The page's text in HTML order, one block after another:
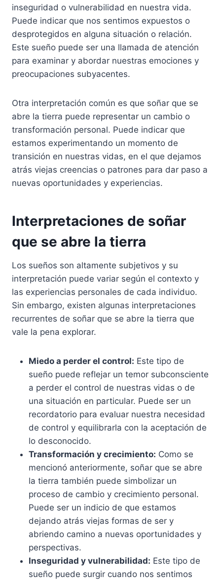
inseguridad o vulnerabilidad en nuestra vida.
Puede indicar que nos sentimos expuestos o
desprotegidos en alguna situación o relación.
Este sueño puede ser una llamada de atención
para examinar y abordar nuestras emociones y
preocupaciones subyacentes.
Otra interpretación común es que soñar que se
abre la tierra puede representar un cambio o
transformación personal. Puede indicar que
estamos experimentando un momento de
transición en nuestras vidas, en el que dejamos
atrás viejas creencias o patrones para dar paso a
nuevas oportunidades y experiencias.
Interpretaciones de soñar
que se abre la tierra
Los sueños son altamente subjetivos y su
interpretación puede variar según el contexto y
las experiencias personales de cada individuo.
Sin embargo, existen algunas interpretaciones
recurrentes de soñar que se abre la tierra que
vale la pena explorar.
Miedo a perder el control: Este tipo de
sueño puede reflejar un temor subconsciente
a perder el control de nuestras vidas o de
una situación en particular. Puede ser un
recordatorio para evaluar nuestra necesidad
de control y equilibrarla con la aceptación de
lo desconocido.
Transformación y crecimiento: Como se
mencionó anteriormente, soñar que se abre
la tierra también puede simbolizar un
proceso de cambio y crecimiento personal.
Puede ser un indicio de que estamos
dejando atrás viejas formas de ser y
abriendo camino a nuevas oportunidades y
perspectivas.
Inseguridad y vulnerabilidad: Este tipo de
sueño puede surgir cuando nos sentimos